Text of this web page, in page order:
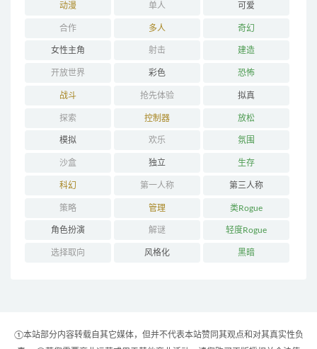
动漫 单人 可爱
合作 多人 奇幻
女性主角 射击 建造
开放世界 彩色 恐怖
战斗 抢先体验 拟真
探索 控制器 放松
模拟 欢乐 氛围
沙盒 独立 生存
科幻 第一人称 第三人称
策略 管理 类Rogue
角色扮演 解谜 轻度Rogue
选择取向 风格化 黑暗
①本站部分内容转载自其它媒体，但并不代表本站赞同其观点和对其真实性负